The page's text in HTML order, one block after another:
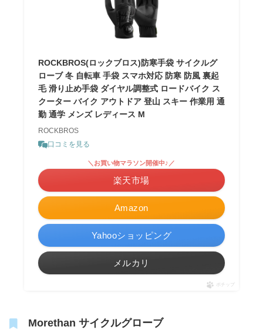
ROCKBROS(ロックブロス)防寒手袋 サイクルグ
ローブ 冬 自転車 手袋 スマホ対応 防寒 防風 裏起
毛 滑り止め手袋 ダイヤル調整式 ロードバイク ス
クーター バイク アウトドア 登山 スキー 作業用 通
勤 通学 メンズ レディース M
ROCKBROS
口コミを見る
Amazon
＼お買い物マラソン開催中♪／
楽天市場
Yahooショッピング
メルカリ
ポチップ
Morethan サイクルグローブ